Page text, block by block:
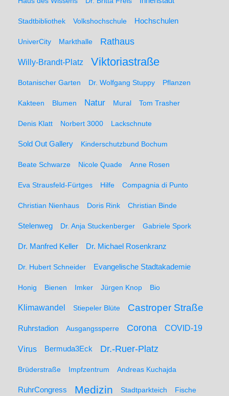
Stadtbibliothek Volkshochschule Hochschulen
UniverCity Markthalle Rathaus
Willy-Brandt-Platz Viktoriastraße
Botanischer Garten Dr. Wolfgang Stuppy Pflanzen
Kakteen Blumen Natur Mural Tom Trasher
Denis Klatt Norbert 3000 Lackschnute
Sold Out Gallery Kinderschutzbund Bochum
Beate Schwarze Nicole Quade Anne Rosen
Eva Strausfeld-Fürtges Hilfe Compagnia di Punto
Christian Nienhaus Doris Rink Christian Binde
Stelenweg Dr. Anja Stuckenberger Gabriele Spork
Dr. Manfred Keller Dr. Michael Rosenkranz
Dr. Hubert Schneider Evangelische Stadtakademie
Honig Bienen Imker Jürgen Knop Bio
Klimawandel Stiepeler Blüte Castroper Straße
Ruhrstadion Ausgangssperre Corona COVID-19
Virus Bermuda3Eck Dr.-Ruer-Platz
Brüderstraße Impfzentrum Andreas Kuchajda
RuhrCongress Medizin Stadtparkteich Fische